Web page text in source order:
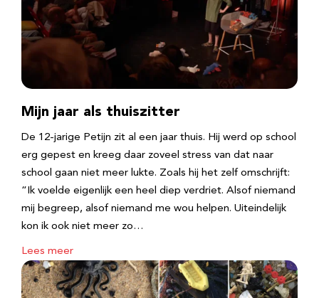
Mijn jaar als thuiszitter
De 12-jarige Petijn zit al een jaar thuis. Hij werd op school
erg gepest en kreeg daar zoveel stress van dat naar
school gaan niet meer lukte. Zoals hij het zelf omschrijft:
“Ik voelde eigenlijk een heel diep verdriet. Alsof niemand
mij begreep, alsof niemand me wou helpen. Uiteindelijk
kon ik ook niet meer zo…
Lees meer